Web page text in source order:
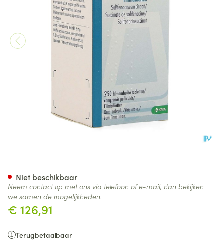
€ 126,91
Terugbetaalbaar
Niet beschikbaar
Neem contact op met ons via telefoon of e-mail, dan bekijken
we samen de mogelijkheden.